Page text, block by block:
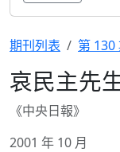
期刊列表 第 130
哀民主先
《中央日報》
2001 年 10 月